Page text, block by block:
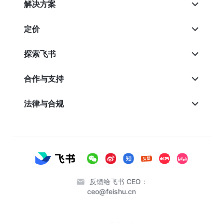
解决方案
定价
探索飞书
合作与支持
法律与合规
反馈给飞书 CEO：
ceo@feishu.cn